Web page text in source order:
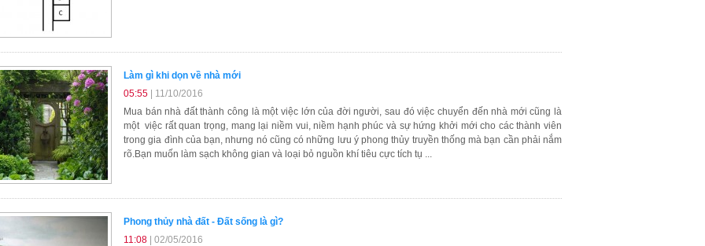
Làm gì khi dọn về nhà mới
05:55 | 11/10/2016
Mua bán nhà đất thành công là một việc lớn của đời người, sau đó việc chuyển đến nhà mới cũng là
một việc rất quan trọng, mang lại niềm vui, niềm hạnh phúc và sự hứng khởi mới cho các thành viên
trong gia đình của bạn, nhưng nó cũng có những lưu ý phong thủy truyền thống mà bạn cần phải nắm
rõ.Bạn muốn làm sạch không gian và loại bỏ nguồn khí tiêu cực tích tụ ...
Phong thủy nhà đất - Đất sống là gì?
11:08 | 02/05/2016